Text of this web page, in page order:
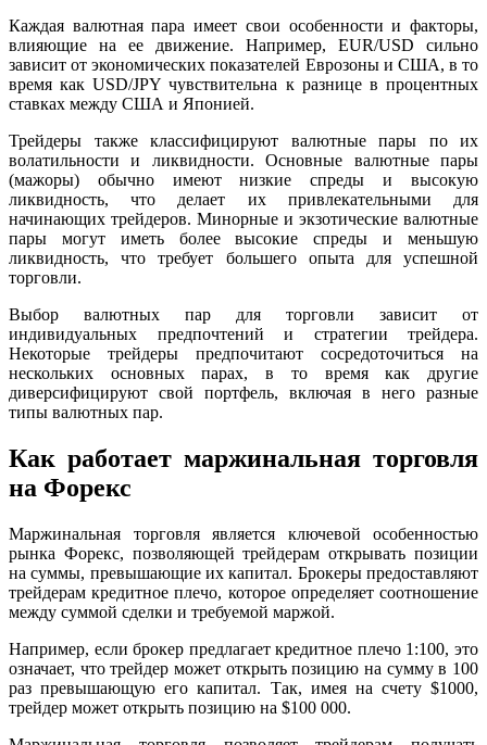
Каждая валютная пара имеет свои особенности и факторы,
влияющие на ее движение. Например, EUR/USD сильно
зависит от экономических показателей Еврозоны и США, в то
время как USD/JPY чувствительна к разнице в процентных
ставках между США и Японией.
Трейдеры также классифицируют валютные пары по их
волатильности и ликвидности. Основные валютные пары
(мажоры) обычно имеют низкие спреды и высокую
ликвидность, что делает их привлекательными для
начинающих трейдеров. Минорные и экзотические валютные
пары могут иметь более высокие спреды и меньшую
ликвидность, что требует большего опыта для успешной
торговли.
Выбор валютных пар для торговли зависит от
индивидуальных предпочтений и стратегии трейдера.
Некоторые трейдеры предпочитают сосредоточиться на
нескольких основных парах, в то время как другие
диверсифицируют свой портфель, включая в него разные
типы валютных пар.
Как работает маржинальная торговля
на Форекс
Маржинальная торговля является ключевой особенностью
рынка Форекс, позволяющей трейдерам открывать позиции
на суммы, превышающие их капитал. Брокеры предоставляют
трейдерам кредитное плечо, которое определяет соотношение
между суммой сделки и требуемой маржой.
Например, если брокер предлагает кредитное плечо 1:100, это
означает, что трейдер может открыть позицию на сумму в 100
раз превышающую его капитал. Так, имея на счету $1000,
трейдер может открыть позицию на $100 000.